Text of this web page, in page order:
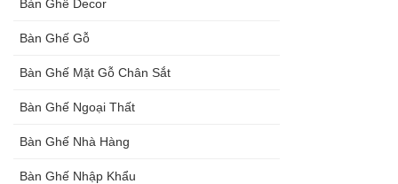
Bàn Ghế Decor
Bàn Ghế Gỗ
Bàn Ghế Mặt Gỗ Chân Sắt
Bàn Ghế Ngoại Thất
Bàn Ghế Nhà Hàng
Bàn Ghế Nhập Khẩu